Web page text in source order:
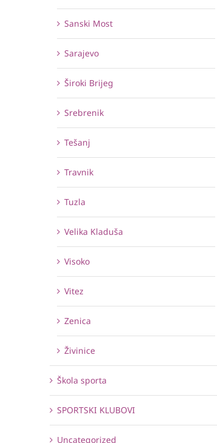
Sanski Most
Sarajevo
Široki Brijeg
Srebrenik
Tešanj
Travnik
Tuzla
Velika Kladuša
Visoko
Vitez
Zenica
Živinice
Škola sporta
SPORTSKI KLUBOVI
Uncategorized